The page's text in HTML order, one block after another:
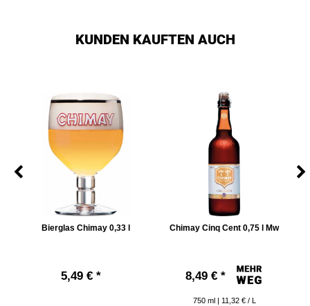
KUNDEN KAUFTEN AUCH
Bierglas Chimay 0,33 l
5,49 € *
Chimay Cinq Cent 0,75 l Mw
8,49 € *
750 ml | 11,32 € / L